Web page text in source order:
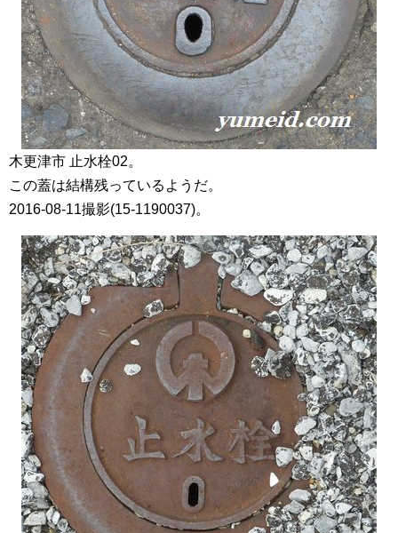
木更津市 止水栓02。
この蓋は結構残っているようだ。
2016-08-11撮影(15-1190037)。